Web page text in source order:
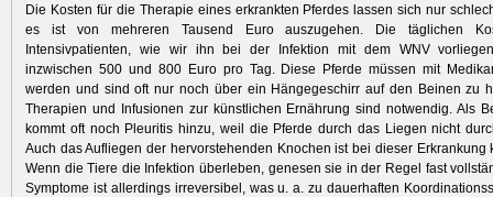
Die Kosten für die Therapie eines erkrankten Pferdes lassen sich nur
es ist von mehreren Tausend Euro auszugehen. Die täglichen
Intensivpatienten, wie wir ihn bei der Infektion mit dem WNV
inzwischen 500 und 800 Euro pro Tag. Diese Pferde müssen mit
werden und sind oft nur noch über ein Hängegeschirr auf den Beinen zu
Therapien und Infusionen zur künstlichen Ernährung sind notwendig. Als
kommt oft noch Pleuritis hinzu, weil die Pferde durch das Liegen nicht
Auch das Aufliegen der hervorstehenden Knochen ist bei dieser Erkrankung
Wenn die Tiere die Infektion überleben, genesen sie in der Regel fast
Symptome ist allerdings irreversibel, was u. a. zu dauerhaften